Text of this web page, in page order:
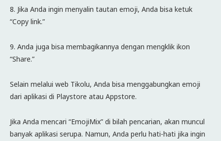
8. Jika Anda ingin menyalin tautan emoji, Anda bisa ketuk
“Copy link.”
9. Anda juga bisa membagikannya dengan mengklik ikon
“Share.”
Selain melalui web Tikolu, Anda bisa menggabungkan emoji
dari aplikasi di Playstore atau Appstore.
Jika Anda mencari “EmojiMix” di bilah pencarian, akan muncul
banyak aplikasi serupa. Namun, Anda perlu hati-hati jika ingin